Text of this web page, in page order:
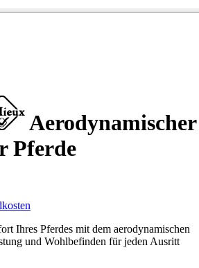
Aerodynamischer
Pferde
Ihres Pferdes mit dem aerodynamischen
und Wohlbefinden für jeden Ausritt